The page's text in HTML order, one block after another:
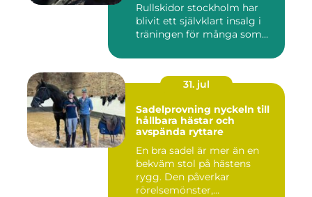
Rullskidor stockholm har
blivit ett självklart insalg i
träningen för många som...
31. jul
Sadelprovning nyckeln till
hållbara hästar och
avspända ryttare
En bra sadel är mer än en
bekväm stol på hästens
rygg. Den påverkar
rörelsemönster,